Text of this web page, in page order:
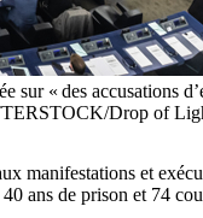
« des accusations
Drop of
manifestations et
ans de prison et 74